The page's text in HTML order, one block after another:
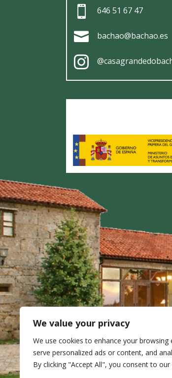
We value your privacy
We use cookies to enhance your browsing
serve personalized ads or content, and
By clicking "Accept All", you consent to
 646 51 67 47
 bachao@bachao.es
